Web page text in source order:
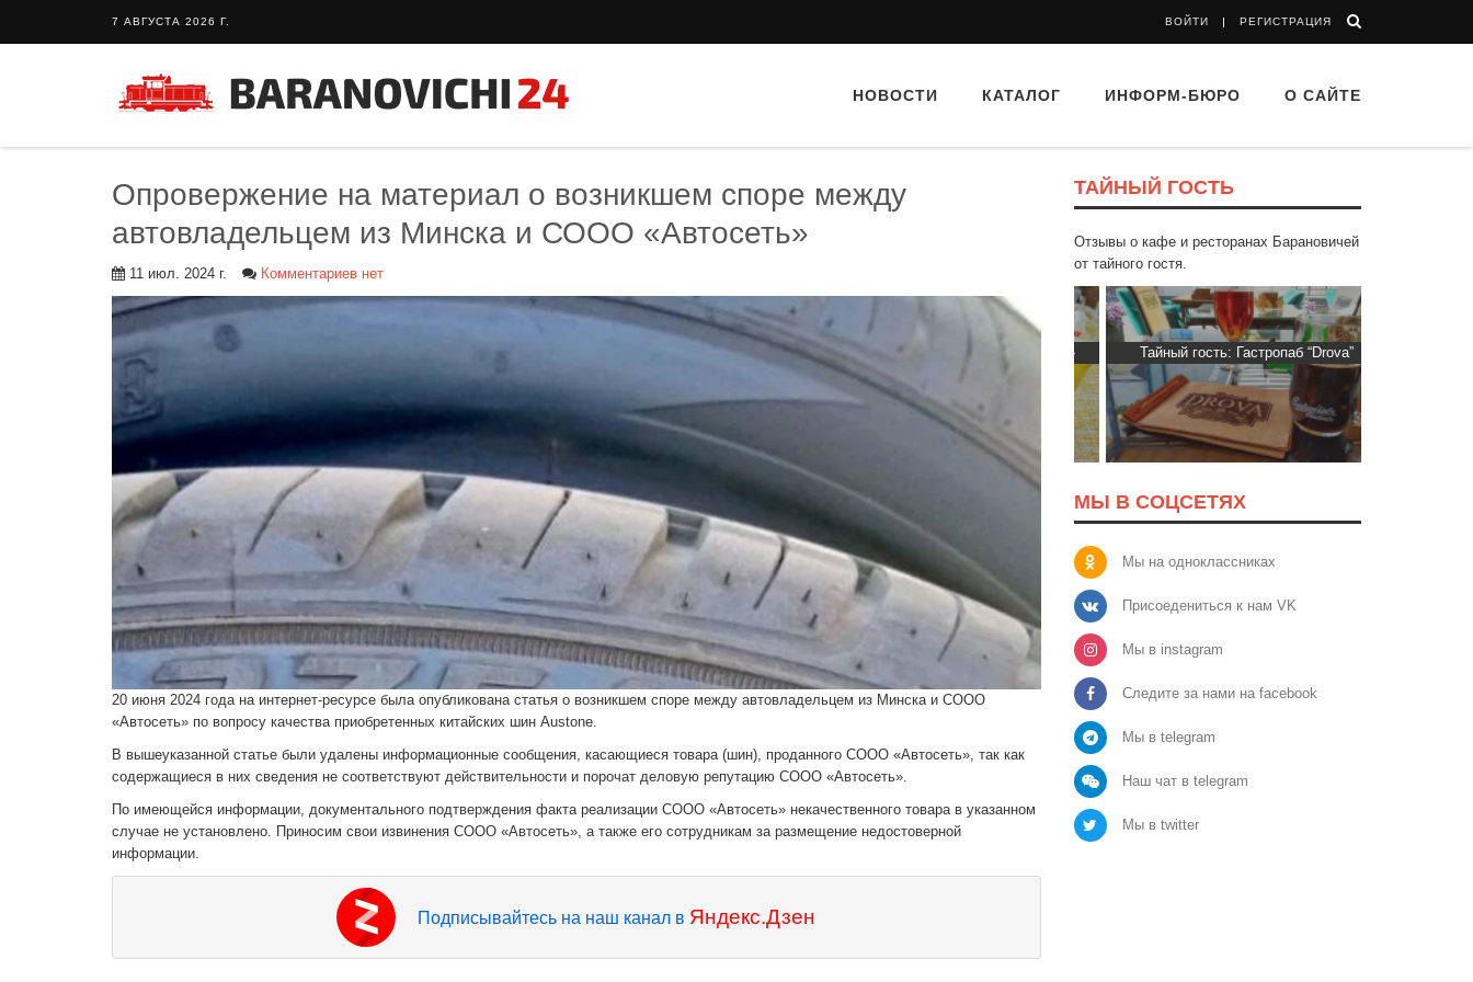
7 АВГУСТА 2026 Г. ВОЙТИ РЕГИСТРАЦИЯ
НОВОСТИ КАТАЛОГ ИНФОРМ-БЮРО О САЙТЕ
Опровержение на материал о возникшем споре между
автовладельцем из Минска и СООО «Автосеть»
11 июл. 2024 г. Комментариев нет
20 июня 2024 года на интернет-ресурсе была опубликована статья о возникшем споре между автовладельцем из Минска и СООО
«Автосеть» по вопросу качества приобретенных китайских шин Austone.
В вышеуказанной статье были удалены информационные сообщения, касающиеся товара (шин), проданного СООО «Автосеть», так как
содержащиеся в них сведения не соответствуют действительности и порочат деловую репутацию СООО «Автосеть».
По имеющейся информации, документального подтверждения факта реализации СООО «Автосеть» некачественного товара в указанном
случае не установлено. Приносим свои извинения СООО «Автосеть», а также его сотрудникам за размещение недостоверной
информации.
Подписывайтесь на наш канал в Яндекс.Дзен
ТАЙНЫЙ ГОСТЬ
Отзывы о кафе и ресторанах Барановичей
от тайного гостя.
Тайный гость: Ресторан “Папараць
Тайный гость: кафе «Фасти Хасти» Тайный гость: Гастропаб “Drova”
МЫ В СОЦСЕТЯХ
Мы на одноклассниках
Присоедениться к нам VK
Мы в instagram
Следите за нами на facebook
Мы в telegram
Наш чат в telegram
Мы в twitter